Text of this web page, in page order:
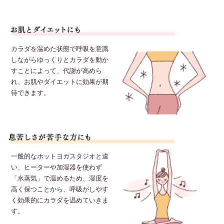
カラダを温めた状態で呼吸を意識
しながらゆっくりとカラダを動か
すことによって、代謝が高めら
れ、お肌やダイエットに効果が期
待できます。
一般的なホットヨガスタジオと違
い、ヒーターや加湿器を使わず
「水蒸気」で温めるため、湿度を
高く保つことから、呼吸がしやす
く効果的にカラダを温めていきま
す。